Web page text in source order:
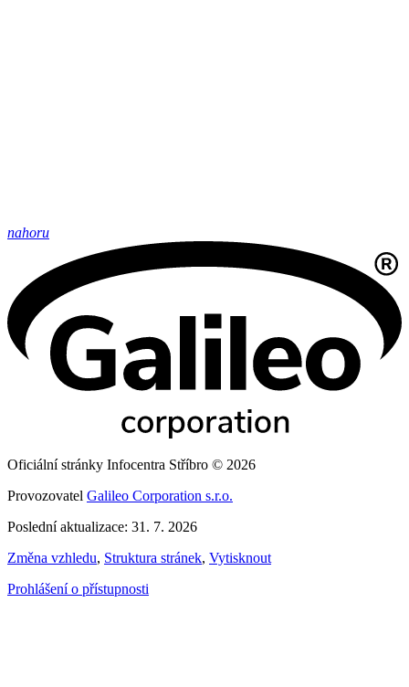
nahoru
Oficiální stránky Infocentra Stříbro © 2026
Provozovatel Galileo Corporation s.r.o.
Poslední aktualizace: 31. 7. 2026
Změna vzhledu, Struktura stránek, Vytisknout
Prohlášení o přístupnosti